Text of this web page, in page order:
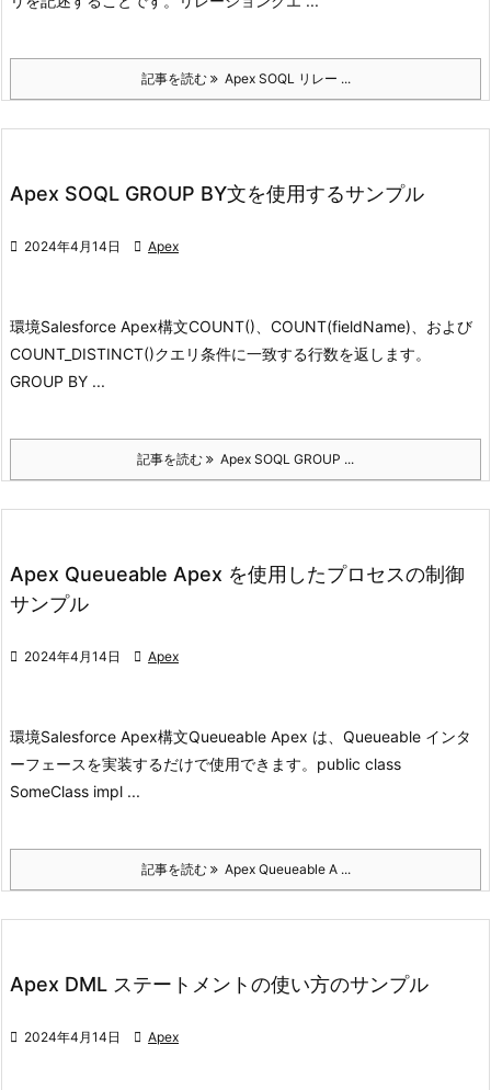
記事を読む Apex SOQL リレー ...
Apex SOQL GROUP BY文を使用するサンプル
 2024年4月14日  Apex
環境Salesforce Apex構文COUNT()、COUNT(fieldName)、および
COUNT_DISTINCT()クエリ条件に一致する行数を返します。
GROUP BY ...
記事を読む Apex SOQL GROUP ...
Apex Queueable Apex を使用したプロセスの制御
サンプル
 2024年4月14日  Apex
環境Salesforce Apex構文Queueable Apex は、Queueable インタ
ーフェースを実装するだけで使用できます。 public class
SomeClass impl ...
記事を読む Apex Queueable A ...
Apex DML ステートメントの使い方のサンプル
 2024年4月14日  Apex